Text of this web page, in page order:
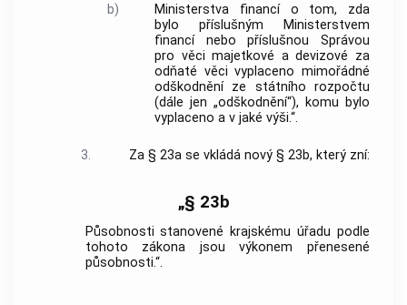
b)
Ministerstva financí o tom, zda
bylo příslušným Ministerstvem
financí nebo příslušnou Správou
pro věci majetkové a devizové za
odňaté věci vyplaceno mimořádné
odškodnění ze státního rozpočtu
(dále jen „odškodnění“), komu bylo
vyplaceno a v jaké výši.“.
3. Za § 23a se vkládá nový § 23b, který zní:
„§ 23b
Působnosti stanovené krajskému úřadu podle
tohoto zákona jsou výkonem přenesené
působnosti.“.